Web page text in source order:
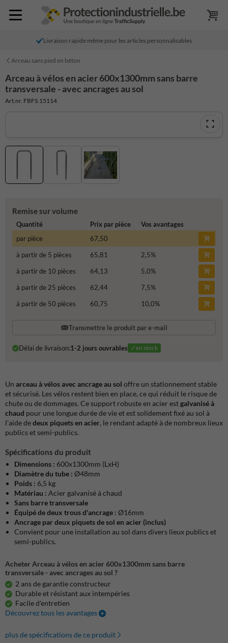
Livraison rapide même pour les articles personnalisables
Arceau sans pied en béton
Arceau à vélos en acier 600x1300mm sans barre
transversale - avec ancrages au sol
Art.nr. FBFS.15114
Remise sur volume
Quantité Prix par pièce
Vos avantages
par pièce
67,50
à partir de 5 pièces
65,81 2,5%
à partir de 10 pièces
64,13 5,0%
à partir de 25 pièces
62,44 7,5%
à partir de 50 pièces
60,75 10,0%
Transmettre le produit par e-mail
Délai de livraison:1-2 jours ouvrables ✓en stock
Un arceau à vélos avec ancrage au sol offre un stationnement stable
et sécurisé. Les vélos restent bien en place, ce qui réduit le risque de
chute ou de dommages. Ce support robuste en acier estgalvanisé à
chaud pour une longue durée de vie et est solidement fixé au sol à
l'aide dedeux piquets en acier, le rendant adapté à de nombreux lieux
publics et semi-publics.
Spécifications du produit
Dimensions : 600x1300mm (LxH)
Diamètre du tube : Ø48mm
Poids : 6,5 kg
Matériau : Acier galvanisé à chaud
Sans barre transversale
Équipé de deux trous d'ancrage : Ø16mm
Ancrage par deux piquets de sol en acier (inclus)
Convient pour une installation au sol dans divers lieux publics et
semi-publics.
Acheter Arceau à vélos en acier 600x1300mm sans barre
transversale - avec ancrages au sol ?
2 ans de garantie constructeur
Durable et résistant aux intempéries
Facile d'entretien
Découvrez tous les avantages
plus de spécifications de ce produit